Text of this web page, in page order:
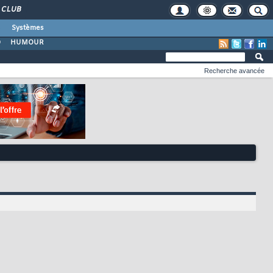
CLUB
Systèmes
HUMOUR
Recherche avancée